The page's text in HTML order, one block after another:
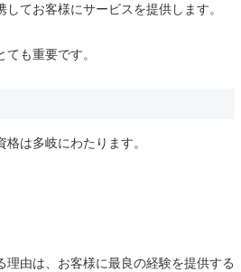
てお客様にサービスを提供します。
も重要です。
は多岐にわたります。
理由は、お客様に最良の経験を提供する